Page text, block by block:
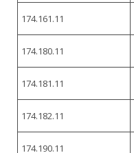
174.161.11
174.180.11
174.181.11
174.182.11
174.190.11